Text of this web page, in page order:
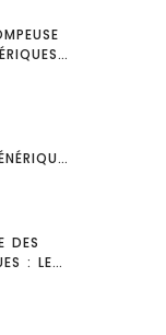
:
DES
: LES